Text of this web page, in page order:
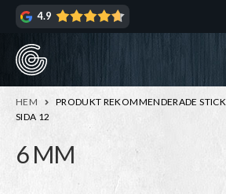
Hoppa
navigering
Hoppa
innehåll
4.9
HEM PRODUKT REKOMMENDERADE
SIDA 12
6 MM